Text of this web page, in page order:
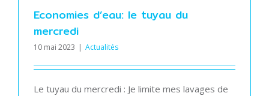
Economies d’eau: le tuyau du
mercredi
10 mai 2023 | Actualités
Le tuyau du mercredi : Je limite mes lavages de